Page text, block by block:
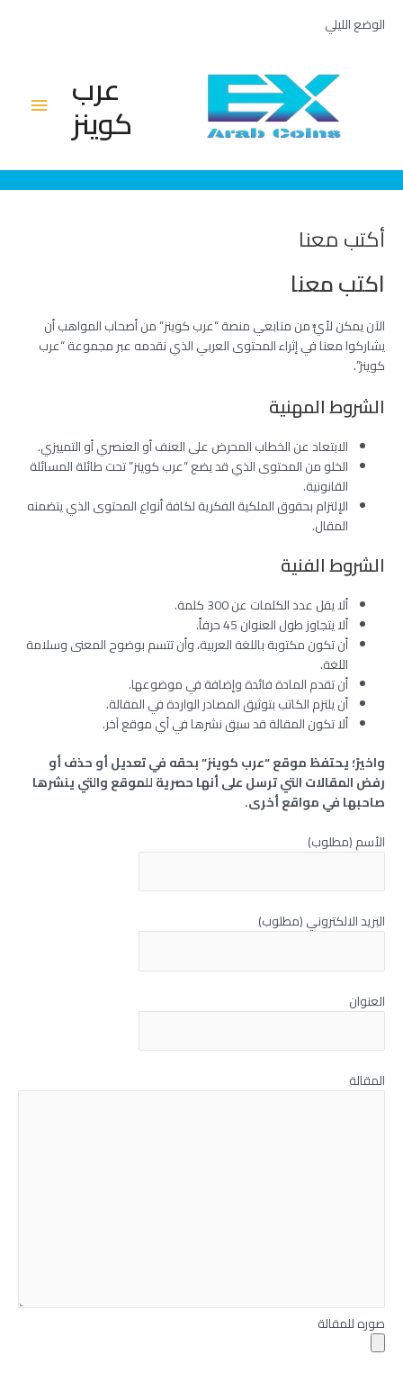
الوضع الليلي
عرب
كوينز
أكتب معنا
اكتب معنا
الآن يمكن لأيٍّ من متابعي منصة “عرب كوينز” من أصحاب المواهب أن
يشاركوا معنا في إثراء المحتوى العربي الذي نقدمه عبر مجموعة “عرب
كوينز”.
الشروط المهنية
الابتعاد عن الخطاب المحرض على العنف أو العنصري أو التمييزي.
الخلو من المحتوى الذي قد يضع “عرب كوينز” تحت طائلة المسائلة
القانونية.
الإلتزام بحقوق الملكية الفكرية لكافة أنواع المحتوى الذي يتضمنه
المقال.
الشروط الفنية
ألا يقل عدد الكلمات عن 300 كلمة.
ألا يتجاوز طول العنوان 45 حرفاً.
أن تكون مكتوبة باللغة العربية، وأن تتسم بوضوح المعنى وسلامة
اللغة.
أن تقدم المادة فائدة وإضافة في موضوعها.
أن يلتزم الكاتب بتوثيق المصادر الواردة في المقالة.
ألا تكون المقالة قد سبق نشرها في أي موقع آخر.
واخيرً؛ يحتفظ موقع “عرب كوينز” بحقه في تعديل أو حذف أو
رفض المقالات التي ترسل على أنها حصرية للموقع والتي ينشرها
صاحبها في مواقع أخرى.
الأسم (مطلوب)
البريد الالكتروني (مطلوب)
العنوان
المقالة
صوره للمقالة